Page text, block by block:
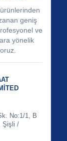
geniş
ve
yönelik
No:1/1, B
Şişli /